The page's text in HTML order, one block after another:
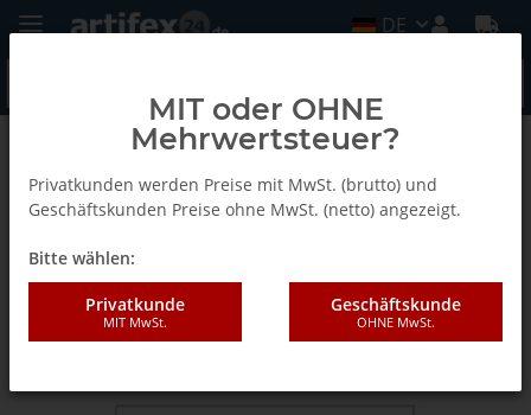
DE
Zurück zur Liste
DP Kantenabrundfräser Streamline mit Achswinkel
AKE Kantenabrundfräser
70X23XHSK25 Z6 R3,0 Diamant
MIT oder OHNE
Mehrwertsteuer?
Privatkunden werden Preise mit MwSt. (brutto) und
Geschäftskunden Preise ohne MwSt. (netto) angezeigt.
Bitte wählen:
Privatkunde
MIT MwSt.
Geschäftskunde
OHNE MwSt.